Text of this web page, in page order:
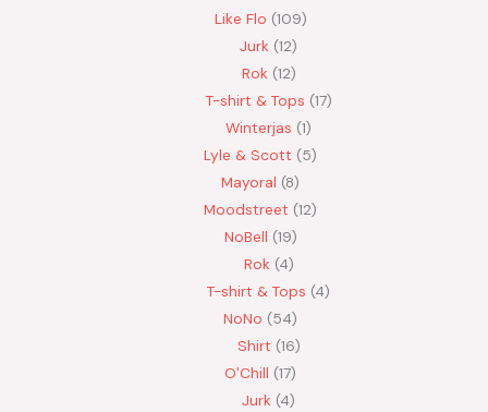
Like Flo 109
Jurk 12
Rok 12
T-shirt & Tops 17
Winterjas 1
Lyle & Scott
5
Mayoral 8
Moodstreet 12
NoBell 19
Rok 4
T-shirt & Tops 4
NoNo
54
Shirt 16
O'Chill 17
Jurk 4